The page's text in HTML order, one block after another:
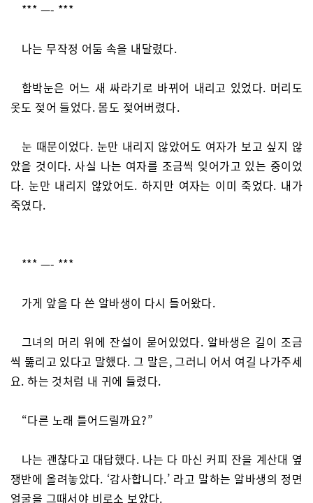
*** —- ***
나는 무작정 어둠 속을 내달렸다.
함박눈은 어느 새 싸라기로 바뀌어 내리고 있었다. 머리도
옷도 젖어 들었다. 몸도 젖어버렸다.
눈 때문이었다. 눈만 내리지 않았어도 여자가 보고 싶지 않
았을 것이다. 사실 나는 여자를 조금씩 잊어가고 있는 중이었
다. 눈만 내리지 않았어도. 하지만 여자는 이미 죽었다. 내가
죽였다.
*** —- ***
가게 앞을 다 쓴 알바생이 다시 들어왔다.
그녀의 머리 위에 잔설이 묻어있었다. 알바생은 길이 조금
씩 뚫리고 있다고 말했다. 그 말은, 그러니 어서 여길 나가주세
요. 하는 것처럼 내 귀에 들렸다.
“다른 노래 틀어드릴까요?”
나는 괜찮다고 대답했다. 나는 다 마신 커피 잔을 계산대 옆
쟁반에 올려놓았다. ‘감사합니다.’ 라고 말하는 알바생의 정면
얼굴을 그때서야 비로소 보았다.